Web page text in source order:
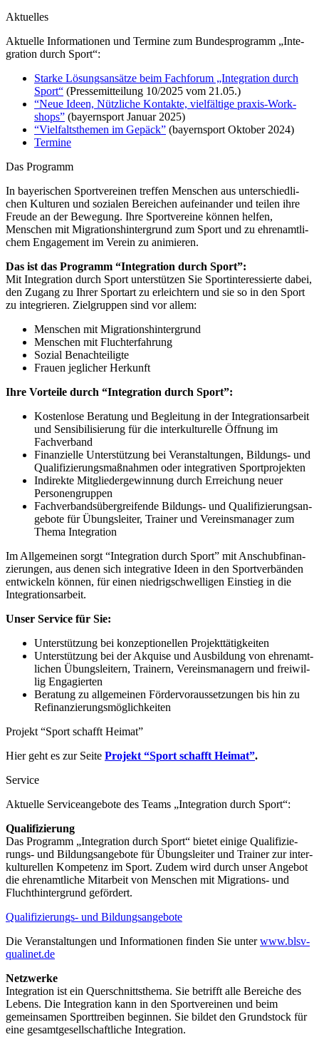
Aktu­el­les
Aktu­elle Infor­ma­tio­nen und Termine zum Bundes­pro­gramm „Inte­
gra­tion durch Sport“:
Starke Lösungs­an­sätze beim Fach­fo­rum „Inte­gra­tion durch
Sport“ (Pres­se­mit­tei­lung 10/2025 vom 21.05.)
“Neue Ideen, Nütz­li­che Kontakte, viel­fäl­tige praxis-Work­
shops” (bayern­sport Januar 2025)
“Viel­falts­the­men im Gepäck” (bayern­sport Okto­ber 2024)
Termine
Das Programm
In baye­ri­schen Sport­ver­ei­nen tref­fen Menschen aus unter­schied­li­
chen Kultu­ren und sozia­len Berei­chen aufein­an­der und teilen ihre
Freude an der Bewe­gung. Ihre Sport­ver­eine können helfen,
Menschen mit Migra­ti­ons­hin­ter­grund zum Sport und zu ehren­amt­li­
chem Enga­ge­ment im Verein zu animieren.
Das ist das Programm “Inte­gra­tion durch Sport”:
Mit Inte­gra­tion durch Sport unter­stüt­zen Sie Sport­in­ter­es­sierte dabei,
den Zugang zu Ihrer Sport­art zu erleich­tern und sie so in den Sport
zu inte­grie­ren. Ziel­grup­pen sind vor allem:
Menschen mit Migrationshintergrund
Menschen mit Fluchterfahrung
Sozial Benach­tei­ligte
Frauen jegli­cher Herkunft
Ihre Vorteile durch “Inte­gra­tion durch Sport”:
Kosten­lose Bera­tung und Beglei­tung in der Inte­gra­ti­ons­ar­beit
und Sensi­bi­li­sie­rung für die inter­kul­tu­relle Öffnung im
Fachverband
Finan­zi­elle Unter­stüt­zung bei Veran­stal­tun­gen, Bildungs- und
Quali­fi­zie­rungs­maß­nah­men oder inte­gra­ti­ven Sportprojekten
Indi­rekte Mitglie­der­ge­win­nung durch Errei­chung neuer
Personengruppen
Fach­ver­bands­über­grei­fende Bildungs- und Quali­fi­zie­rungs­an­
ge­bote für Übungs­lei­ter, Trai­ner und Vereins­ma­na­ger zum
Thema Integration
Im Allge­mei­nen sorgt “Inte­gra­tion durch Sport” mit Anschub­fi­nan­
zie­run­gen, aus denen sich inte­gra­tive Ideen in den Sport­ver­bän­den
entwi­ckeln können, für einen nied­rig­schwel­li­gen Einstieg in die
Integrationsarbeit.
Unser Service für Sie:
Unter­stüt­zung bei konzep­tio­nel­len Projekttätigkeiten
Unter­stüt­zung bei der Akquise und Ausbil­dung von ehren­amt­
li­chen Übungs­lei­tern, Trai­nern, Vereins­ma­na­gern und frei­wil­
lig Engagierten
Bera­tung zu allge­mei­nen Förder­vor­aus­set­zun­gen bis hin zu
Refinanzierungsmöglichkeiten
Projekt “Sport schafft Heimat”
Hier geht es zur Seite Projekt “Sport schafft Heimat”.
Service
Aktu­elle Service­an­ge­bote des Teams „Inte­gra­tion durch Sport“:
Quali­fi­zie­rung
Das Programm „Inte­gra­tion durch Sport“ bietet einige Quali­fi­zie­
rungs- und Bildungs­an­ge­bote für Übungs­lei­ter und Trai­ner zur inter­
kul­tu­rel­len Kompe­tenz im Sport. Zudem wird durch unser Ange­bot
die ehren­amt­li­che Mitar­beit von Menschen mit Migra­ti­ons- und
Flucht­hin­ter­grund gefördert.
Quali­fi­zie­rungs- und Bildungsangebote
Die Veran­stal­tun­gen und Infor­ma­tio­nen finden Sie unterwww​.blsv​-
quali​net​.de
Netz­werke
Inte­gra­tion ist ein Quer­schnitts­thema. Sie betrifft alle Berei­che des
Lebens. Die Inte­gra­tion kann in den Sport­ver­ei­nen und beim
gemein­sa­men Sport­trei­ben begin­nen. Sie bildet den Grund­stock für
eine gesamt­ge­sell­schaft­li­che Integration.